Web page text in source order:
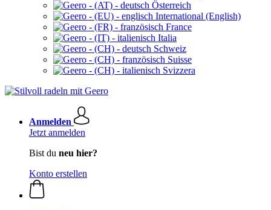
Österreich
International (English)
France
Italia
Schweiz
Suisse
Svizzera
Anmelden
Jetzt anmelden
Bist du neu hier?
Konto erstellen